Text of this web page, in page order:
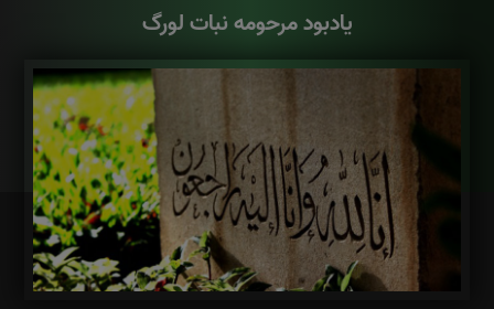
یادبود مرحومه نبات لورگ